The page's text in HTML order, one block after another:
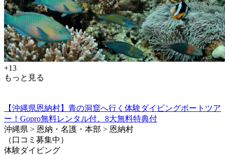
+13
もっと見る
【沖縄県恩納村】青の洞窟へ行く体験ダイビングボートツア
ー！Gopro無料レンタル付、8大無料特典付
沖縄県 > 恩納・名護・本部 > 恩納村
（口コミ募集中）
体験ダイビング